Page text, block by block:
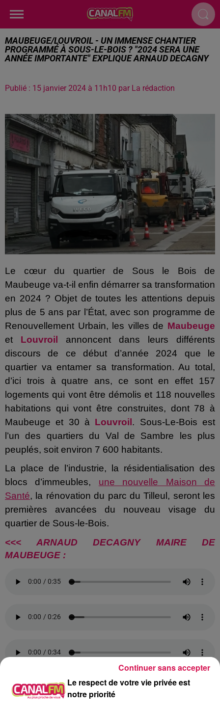
MAUBEUGE/LOUVROIL - UN IMMENSE CHANTIER
PROGRAMMÉ À SOUS-LE-BOIS ? "2024 SERA UNE
ANNÉE IMPORTANTE" EXPLIQUE ARNAUD DECAGNY
Publié : 15 janvier 2024 à 11h10 par La rédaction
Le cœur du quartier de Sous le Bois de
Maubeuge va-t-il enfin démarrer sa transformation
en 2024 ? Objet de toutes les attentions depuis
plus de 5 ans par l’État, avec son programme de
Renouvellement Urbain, les villes de Maubeuge
et Louvroil annoncent dans leurs différents
discours de ce début d’année 2024 que le
quartier va entamer sa transformation. Au total,
d’ici trois à quatre ans, ce sont en effet 157
logements qui vont être démolis et 118 nouvelles
habitations qui vont être construites, dont 78 à
Maubeuge et 30 à Louvroil. Sous-Le-Bois est
l’un des quartiers du Val de Sambre les plus
peuplés, soit environ 7 600 habitants.
La place de l’industrie, la résidentialisation des
blocs d’immeubles, une nouvelle Maison de
Santé, la rénovation du parc du Tilleul, seront les
premières avancées du nouveau visage du
quartier de Sous-le-Bois.
<<< ARNAUD DECAGNY MAIRE DE
MAUBEUGE :
À L'ANTENNE
Le respect de votre vie privée est
notre priorité
Continuer sans accepter